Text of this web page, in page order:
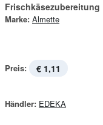
Frischkäsezubereitung
Marke: Almette
Preis: € 1,11
Händler: EDEKA